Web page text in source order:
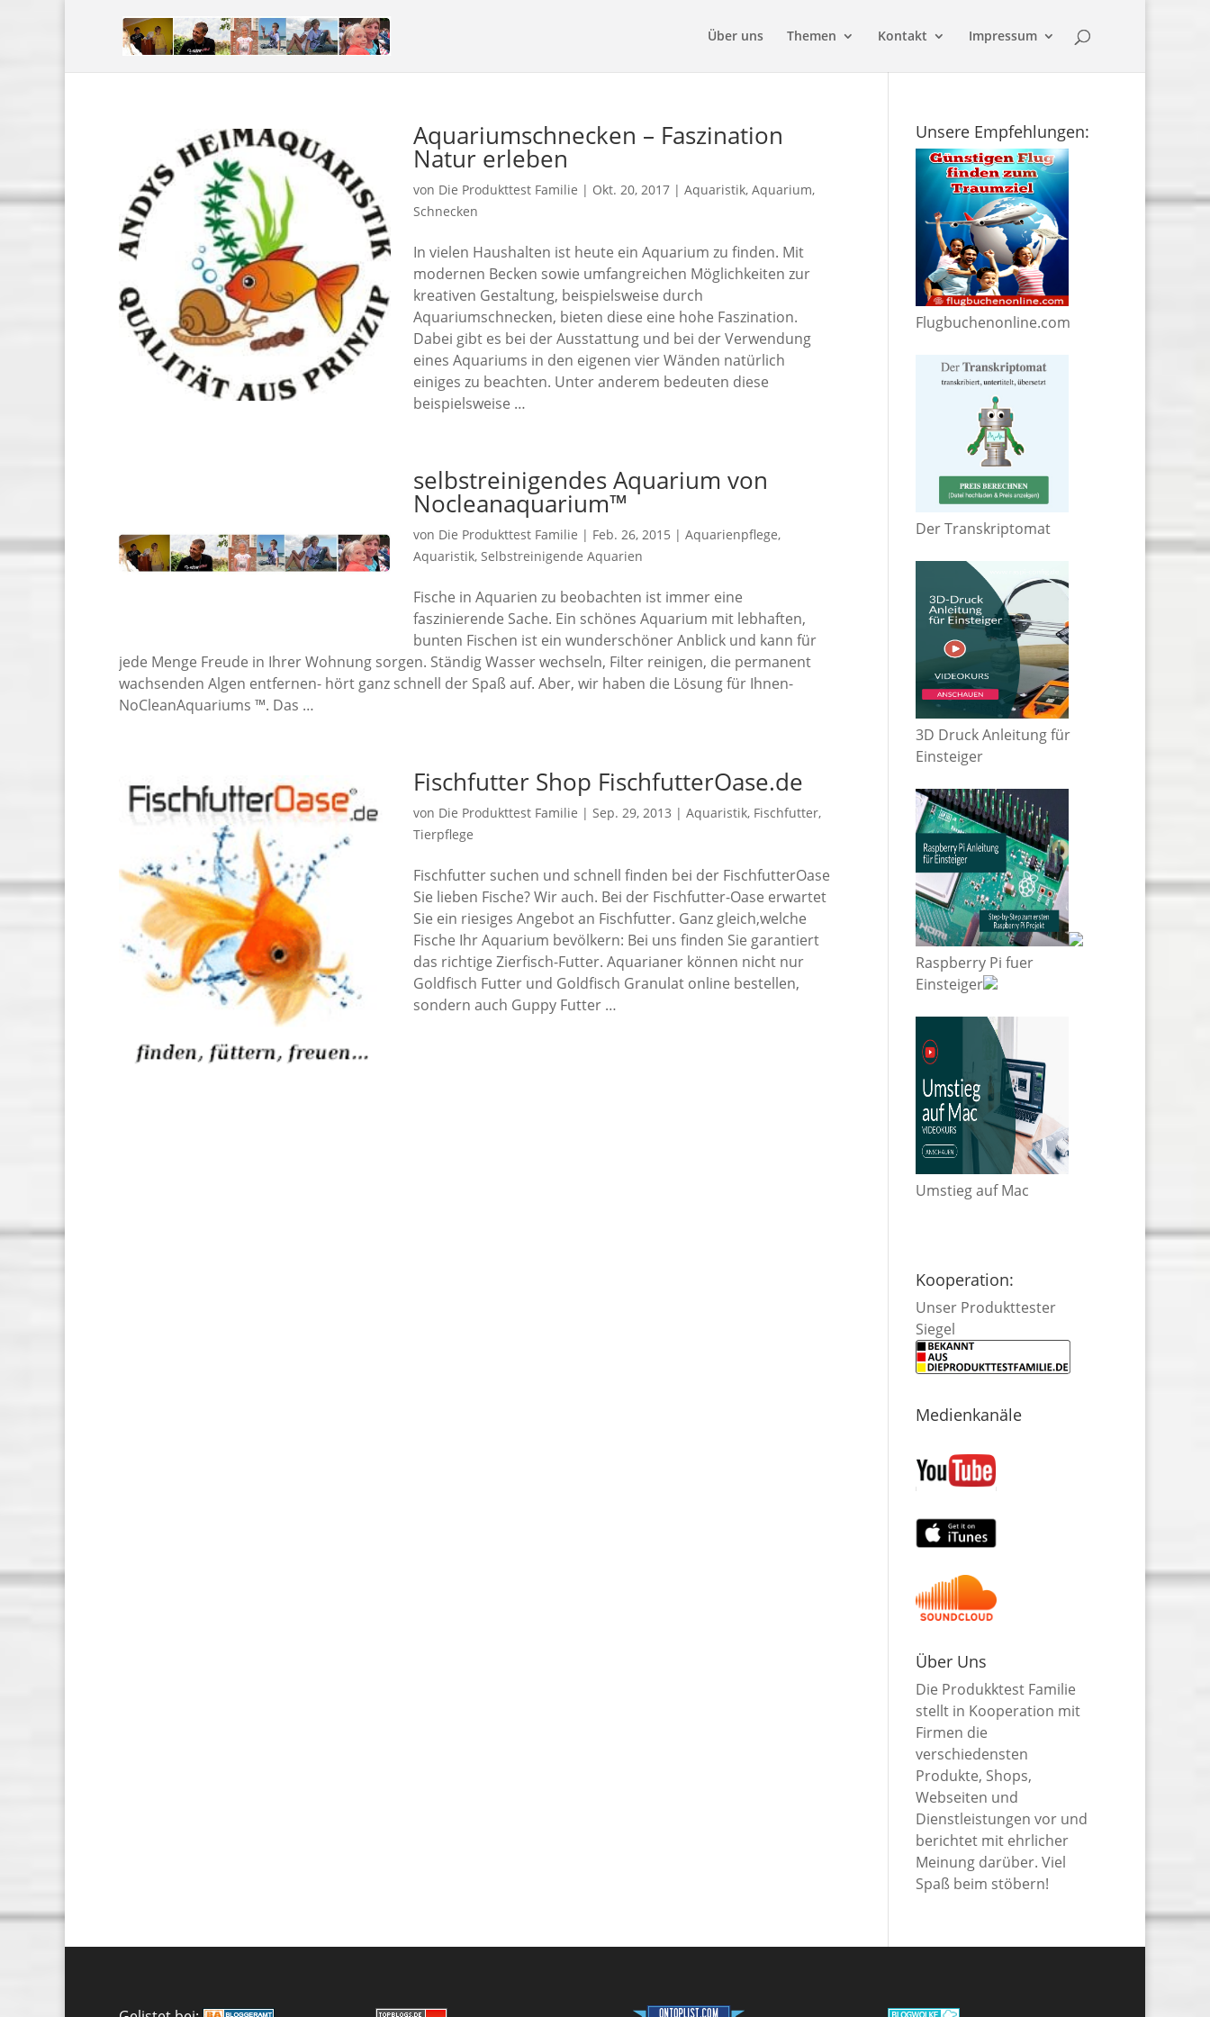
Über uns Themen Kontakt Impressum
Aquariumschnecken – Faszination
Natur erleben
von Die Produkttest Familie | Okt. 20, 2017 |Aquaristik,Aquarium,
Schnecken
In vielen Haushalten ist heute ein Aquarium zu finden. Mit
modernen Becken sowie umfangreichen Möglichkeiten zur
kreativen Gestaltung, beispielsweise durch
Aquariumschnecken, bieten diese eine hohe Faszination.
Dabei gibt es bei der Ausstattung und bei der Verwendung
eines Aquariums in den eigenen vier Wänden natürlich
einiges zu beachten. Unter anderem bedeuten diese
beispielsweise …
selbstreinigendes Aquarium von
Nocleanaquarium™
von Die Produkttest Familie | Feb. 26, 2015 |Aquarienpflege,
Aquaristik,Selbstreinigende Aquarien
Fische in Aquarien zu beobachten ist immer eine
faszinierende Sache. Ein schönes Aquarium mit lebhaften,
bunten Fischen ist ein wunderschöner Anblick und kann für
jede Menge Freude in Ihrer Wohnung sorgen. Ständig Wasser wechseln, Filter reinigen, die permanent
wachsenden Algen entfernen- hört ganz schnell der Spaß auf. Aber, wir haben die Lösung für Ihnen-
NoCleanAquariums ™. Das …
Fischfutter Shop FischfutterOase.de
von Die Produkttest Familie |Sep. 29, 2013 |Aquaristik, Fischfutter,
Tierpflege
Fischfutter suchen und schnell finden bei der FischfutterOase
Sie lieben Fische? Wir auch. Bei der Fischfutter-Oase erwartet
Sie ein riesiges Angebot an Fischfutter. Ganz gleich,welche
Fische Ihr Aquarium bevölkern: Bei uns finden Sie garantiert
das richtige Zierfisch-Futter. Aquarianer können nicht nur
Goldfisch Futter und Goldfisch Granulat online bestellen,
sondern auch Guppy Futter …
Unsere Empfehlungen:
Flugbuchenonline.com
Der Transkriptomat
3D Druck Anleitung für
Einsteiger
Raspberry Pi fuer
Einsteiger
Umstieg auf Mac
Kooperation:
Unser Produkttester
Siegel
Medienkanäle
Über Uns
Die Produkktest Familie
stellt in Kooperation mit
Firmen die
verschiedensten
Produkte, Shops,
Webseiten und
Dienstleistungen vor und
berichtet mit ehrlicher
Meinung darüber. Viel
Spaß beim stöbern!